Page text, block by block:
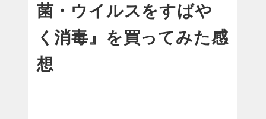
菌・ウイルスをすばや
く消毒』を買ってみた感
想